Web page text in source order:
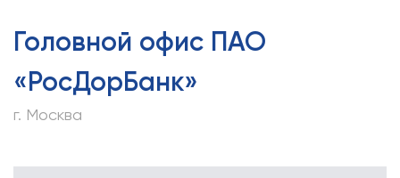
Головной офис ПАО
«РосДорБанк»
г. Москва